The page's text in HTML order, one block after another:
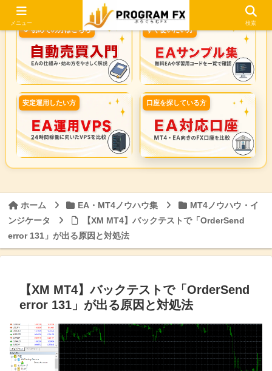
🔰 初めての方はこちら すぐ使いたい方
安定運用したい方 口座を探している方
ホーム EA・MT4ノウハウ集
MT4ノウハウ・イ
ンジケータ
【XM MT4】バックテストで「OrderSend
error 131」が出る原因と対処法
【XM MT4】バックテストで「OrderSend
error 131」が出る原因と対処法
メニュー 検索